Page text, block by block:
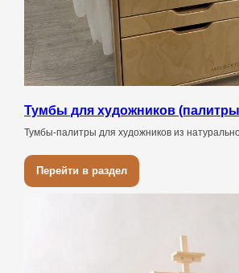
Тумбы для художников
Тумбы-палитры для художников из
Перейти в раздел